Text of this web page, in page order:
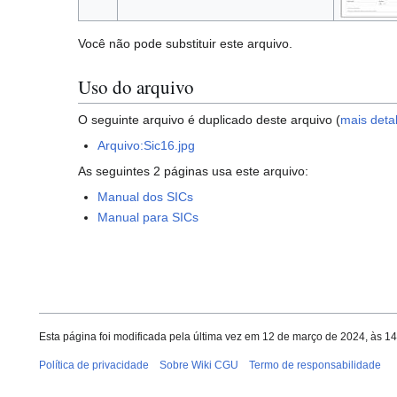
Você não pode substituir este arquivo.
Uso do arquivo
O seguinte arquivo é duplicado deste arquivo (mais
Arquivo:Sic16.jpg
As seguintes 2 páginas usa este arquivo:
Manual dos SICs
Manual para SICs
Esta página foi modificada pela última vez em 12 de março de 2024, às
Política de privacidade Sobre Wiki CGU Termo de responsabilidade